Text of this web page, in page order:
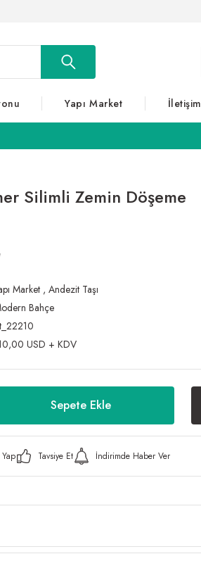
Yapı Market İletişim
Silimli Zemin Döşeme
Market , Andezit Taşı
Bahçe
USD + KDV
Sepete Ekle
Tavsiye Et İndirimde Haber Ver